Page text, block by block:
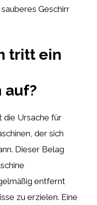
Geschirr
tritt ein
auf?
die Ursache für
der sich
Dieser Belag
entfernt
zu erzielen. Eine